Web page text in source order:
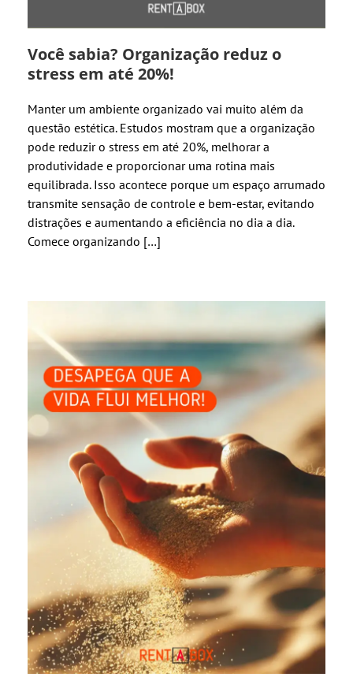
Você sabia? Organização reduz o
stress em até 20%!
Manter um ambiente organizado vai muito além da
questão estética. Estudos mostram que a organização
pode reduzir o stress em até 20%, melhorar a
produtividade e proporcionar uma rotina mais
equilibrada. Isso acontece porque um espaço arrumado
transmite sensação de controle e bem-estar, evitando
distrações e aumentando a eficiência no dia a dia.
Comece organizando […]